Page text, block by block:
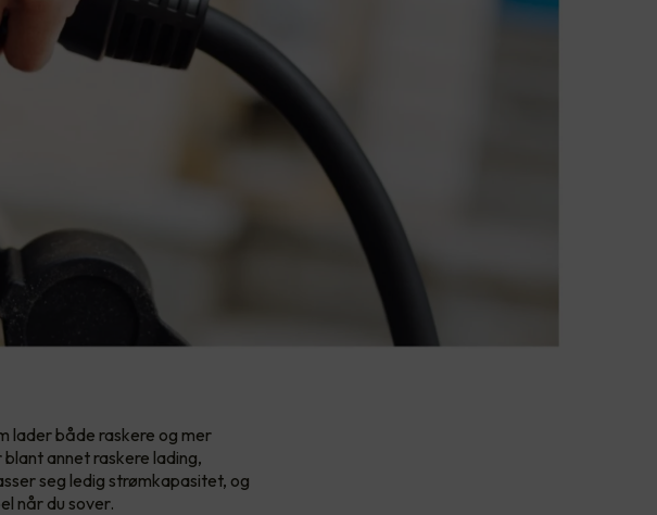
lader både raskere og mer
annet raskere lading,
seg ledig strømkapasitet, og
når du sover.